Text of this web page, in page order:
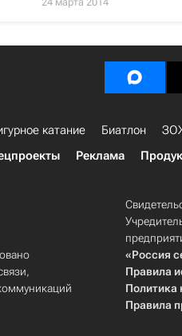
катание Биатлон
Реклама
«Россия
Правила
Политика
Правила